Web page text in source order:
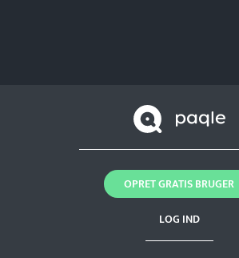
LOG IND
OPRET GRATIS BRUGER